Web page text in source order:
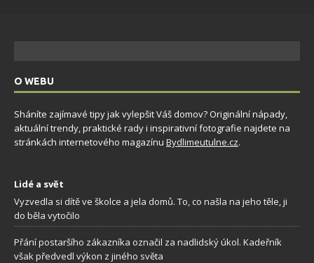
O WEBU
Sháníte zajímavé tipy jak vylepšit Váš domov? Originální nápady,
aktuální trendy, praktické rady i inspirativní fotografie najdete na
stránkách internetového magazínu Bydlimeutulne.cz.
Lidé a svět
Vyzvedla si dítě ve školce a jela domů. To, co našla na jeho těle, ji
do běla vytočilo
Přání postaršího zákazníka označil za nadlidský úkol. Kadeřník
však předvedl výkon z jiného světa